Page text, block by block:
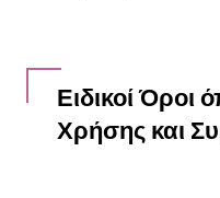
Ειδικοί Όροι
Χρήσης και